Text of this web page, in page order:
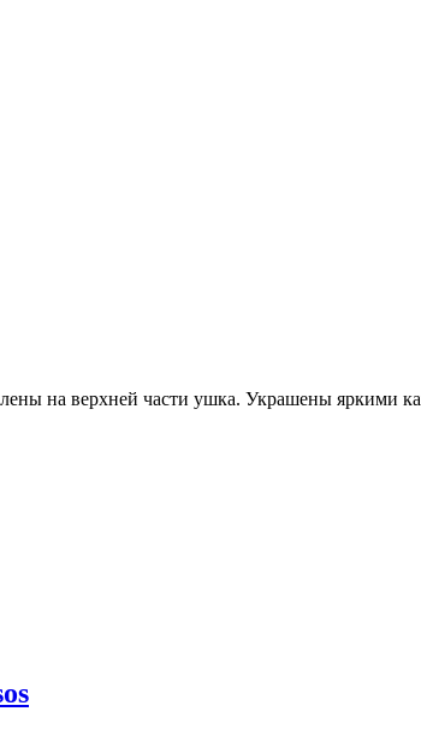
на верхней части ушка. Украшены яркими